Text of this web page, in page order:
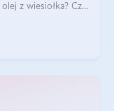
z wiesiołka? Czy